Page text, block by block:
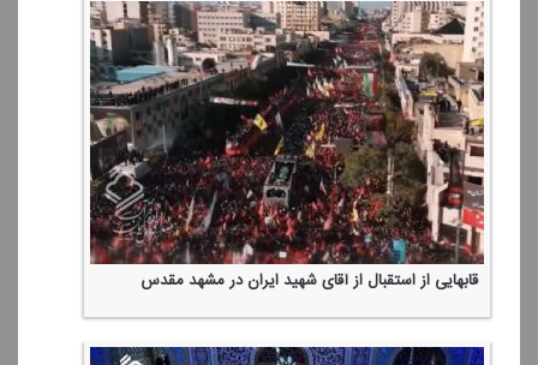
قابهایی از استقبال از آقای شهید ایران در مشهد مقدس